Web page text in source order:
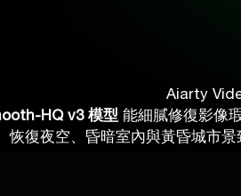
Aiarty
HQ v3 模型 能細膩修復影像
恢復夜空、昏暗室內與黃昏城市景